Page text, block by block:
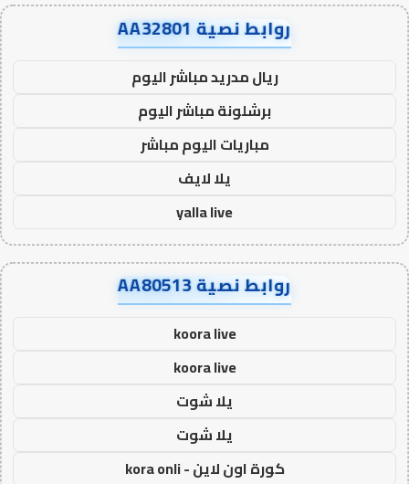
روابط نصية AA32801
ريال مدريد مباشر اليوم
برشلونة مباشر اليوم
مباريات اليوم مباشر
يلا لايف
yalla live
روابط نصية AA80513
koora live
koora live
يلا شوت
يلا شوت
كورة اون لاين - kora onli